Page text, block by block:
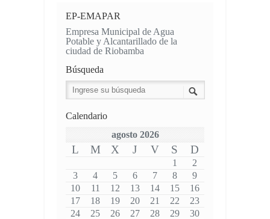
EP-EMAPAR
Empresa Municipal de Agua
Potable y Alcantarillado de la
ciudad de Riobamba
Búsqueda
Calendario
agosto 2026
L M X J V S D
1
2
3
4 5 6 7 8
9
10
11 12 13 14 15
16
17
18 19 20 21 22
23
24
25 26 27 28 29
30